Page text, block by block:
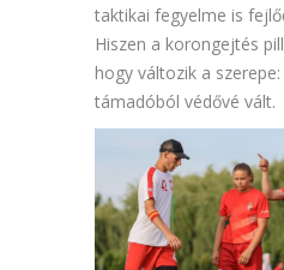
taktikai fegyelme is
Hiszen a korongejtés
hogy változik a
támadóból védővé vált.